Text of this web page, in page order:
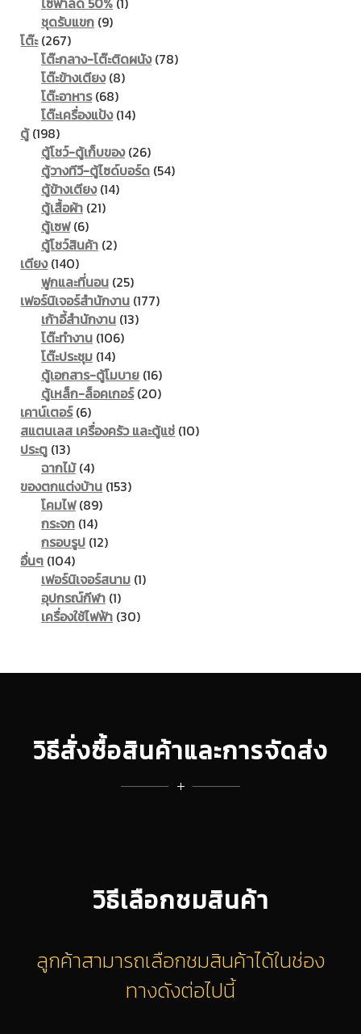
ชุดรับแขก 99
โต๊ะ 267267
products
โต๊ะกลาง-โต๊ะติดผนัง 7878
โต๊ะข้างเตียง 88
โต๊ะอาหาร 6868
products
โต๊ะเครื่องแป้ง 1414
ตู้ 198198
products
ตู้โชว์-ตู้เก็บของ 2626
products
ตู้วางทีวี-ตู้ไซด์บอร์ด 5454
ตู้ข้างเตียง 1414
ตู้เสื้อผ้า 2121
ตู้เซฟ 66
products
ตู้โชว์สินค้า 22
เตียง 140140
products
ฟูกและที่นอน 2525
products
เฟอร์นิเจอร์สำนักงาน 177177
เก้าอี้สำนักงาน 1313
โต๊ะทำงาน 106106
โต๊ะประชุม 1414
products
ตู้เอกสาร-ตู้โมบาย 1616
products
ตู้เหล็ก-ล็อคเกอร์ 2020
เคาน์เตอร์ 66
products
สแตนเลส เครื่องครัว และตู้แช่ 1010
ประตู 1313
products
ฉากไม้ 44
products
ของตกแต่งบ้าน 153153
โคมไฟ 8989
products
กระจก 1414
products
กรอบรูป 1212
อื่นๆ 104104
products
เฟอร์นิเจอร์สนาม 11
อุปกรณ์กีฬา 11
product
เครื่องใช้ไฟฟ้า 3030
วิธีสั่งซื้อสินค้าและการจัดส่ง
วิธีเลือกชมสินค้า
ลูกค้าสามารถเลือกชมสินค้าได้ในช่อง
ทางดังต่อไปนี้